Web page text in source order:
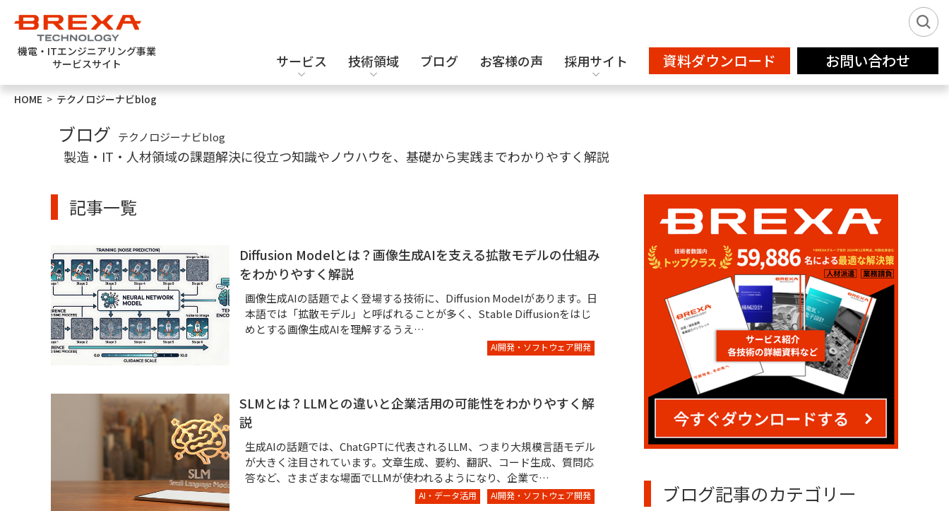
機電・ITエンジニアリング事業
サービスサイト
サービス
ソフトウェアテスト セキュリティエンジニア クリエイティブサービス
業務請負（産業用ロボット）
技術領域
半導体設計・評価 化学・バイオ 設計補助
ブログ お客様の声 採用サイト 資料ダウンロード お問い合わせ
HOME > テクノロジーナビblog
ブログ テクノロジーナビblog
製造・IT・人材領域の課題解決に役立つ知識やノウハウを、基礎から実践までわかりやすく解説
記事一覧
Diffusion Modelとは？画像生成AIを支える拡散モデルの仕組み
をわかりやすく解説
画像生成AIの話題でよく登場する技術に、Diffusion Modelがあります。日
本語では「拡散モデル」と呼ばれることが多く、Stable Diffusionをはじ
めとする画像生成AIを理解するうえ…
AI開発・ソフトウェア開発
SLMとは？LLMとの違いと企業活用の可能性をわかりやすく解
説
生成AIの話題では、ChatGPTに代表されるLLM、つまり大規模言語モデル
が大きく注目されています。文章生成、要約、翻訳、コード生成、質問応
答など、さまざまな場面でLLMが使われるようになり、企業で…
AI・データ活用 AI開発・ソフトウェア開発 ブログ記事のカテゴリー